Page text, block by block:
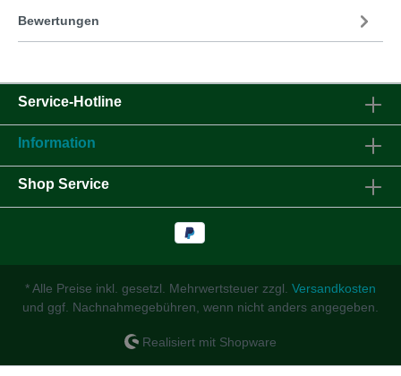
Bewertungen
Service-Hotline
Information
Shop Service
* Alle Preise inkl. gesetzl. Mehrwertsteuer zzgl. Versandkosten
und ggf. Nachnahmegebühren, wenn nicht anders angegeben.
Realisiert mit Shopware